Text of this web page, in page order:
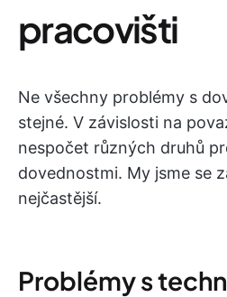
pracovišti
Ne všechny problémy s
stejné. V závislosti na
nespočet různých druhů
dovednostmi. My jsme se
nejčastější.
Problémy s